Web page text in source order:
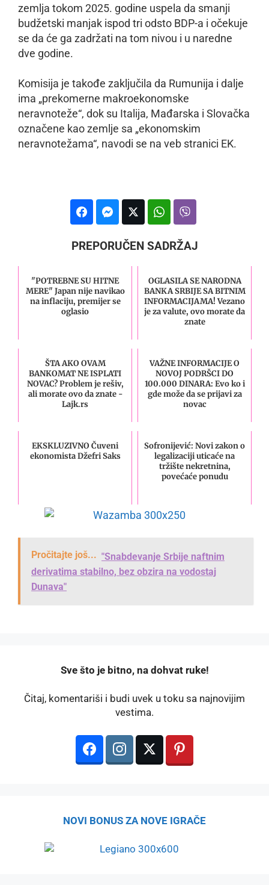
zemlja tokom 2025. godine uspela da smanji
budžetski manjak ispod tri odsto BDP-a i očekuje
se da će ga zadržati na tom nivou i u naredne
dve godine.
Komisija je takođe zaključila da Rumunija i dalje
ima „prekomerne makroekonomske
neravnoteže“, dok su Italija, Mađarska i Slovačka
označene kao zemlje sa „ekonomskim
neravnotežama“, navodi se na veb stranici EK.
PREPORUČEN SADRŽAJ
"POTREBNE SU HITNE
MERE" Japan nije navikao
na inflaciju, premijer se
oglasio
OGLASILA SE NARODNA
BANKA SRBIJE SA BITNIM
INFORMACIJAMA! Vezano
je za valute, ovo morate da
znate
ŠTA AKO OVAM
BANKOMAT NE ISPLATI
NOVAC? Problem je rešiv,
ali morate ovo da znate -
Lajk.rs
VAŽNE INFORMACIJE O
NOVOJ PODRŠCI DO
100.000 DINARA: Evo ko i
gde može da se prijavi za
novac
EKSKLUZIVNO Čuveni
ekonomista Džefri Saks
Sofronijević: Novi zakon o
legalizaciji uticaće na
tržište nekretnina,
povećaće ponudu
Pročitajte još... "Snabdevanje Srbije naftnim
derivatima stabilno, bez obzira na vodostaj
Dunava"
️Sve što je bitno, na dohvat ruke!
Čitaj, komentariši i budi uvek u toku sa najnovijim
vestima.
NOVI BONUS ZA NOVE IGRAČE